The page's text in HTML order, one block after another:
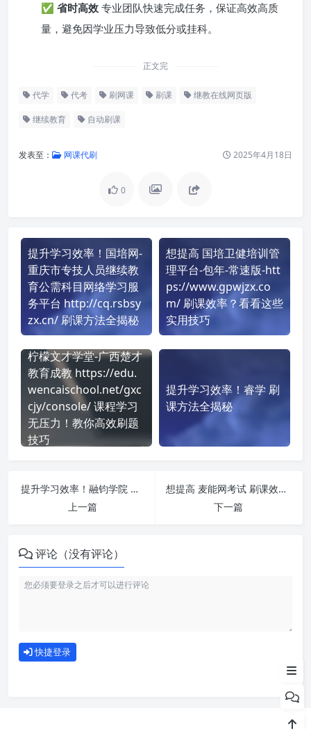
✅ 省时高效 专业团队快速完成任务，保证高效高质
量，避免因学业压力导致低分或挂科。
正文完
代学 代考 刷网课 刷课 继教在线网页版
继续教育 自动刷课
发表至： 网课代刷 2025年4月18日
0
提升学习效率！国培网-
重庆市专技人员继续教
育公需科目网络学习服
务平台 http://cq.rsbsy
zx.cn/ 刷课方法全揭秘
想提高 国培卫健培训管
理平台-包年-常速版-htt
ps://www.gpwjzx.co
m/ 刷课效率？看看这些
实用技巧
柠檬文才学堂-广西楚才
教育成教 https://edu.
wencaischool.net/gxc
cjy/console/ 课程学习
无压力！教你高效刷题
技巧
提升学习效率！睿学 刷
课方法全揭秘
提升学习效率！融钧学院 刷课方法全揭秘
上一篇
想提高 麦能网考试 刷课效率？看看这些实用技巧
下一篇
评论（没有评论）
快捷登录